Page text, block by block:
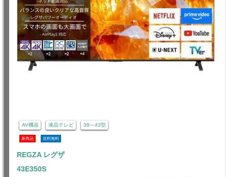
AV機器 液晶テレビ 39～43型
新商品 送料無料
REGZA レグザ
43E350S